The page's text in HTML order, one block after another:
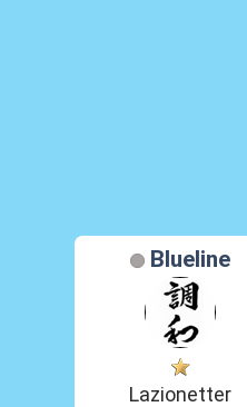
Blueline
Lazionetter